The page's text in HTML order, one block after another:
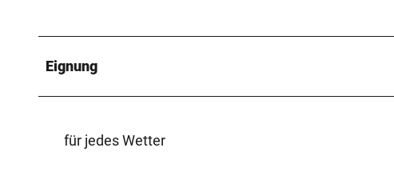
Eignung
für jedes Wetter